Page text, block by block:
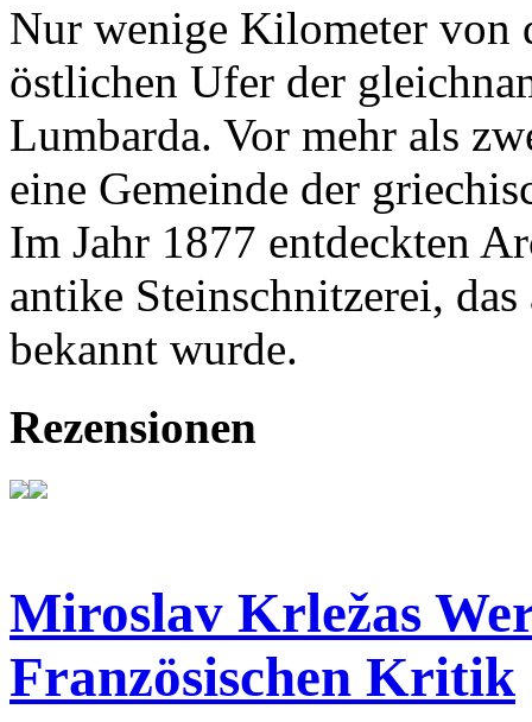
Nur wenige Kilometer von
östlichen Ufer der
Lumbarda. Vor mehr als
eine Gemeinde der
Im Jahr 1877 entdeckten
antike Steinschnitzerei,
bekannt wurde.
Rezensionen
Miroslav Krležas
Französischen Kritik